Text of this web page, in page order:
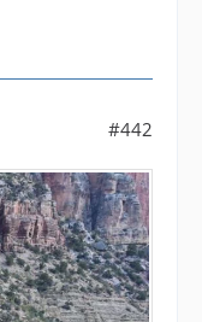
#442